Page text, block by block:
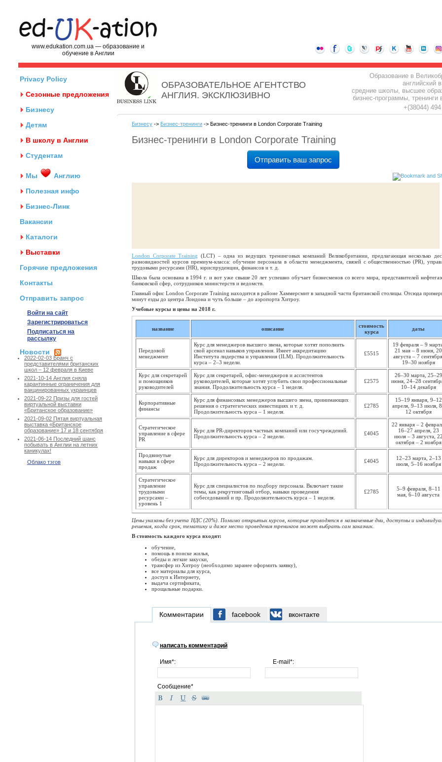
www.edukation.com.ua — образование и
обучение в Англии
Privacy Policy
Сезонные предложения
Бизнесу
Детям
В школу в Англии
Студентам
Мы
Англию
Полезная инфо
Бизнес-Линк
Вакансии
Каталоги
Выставки
Горячие предложения
Контакты
Отправить запрос
Войти на сайт
Зарегистрироваться
Подписаться на
рассылку
Новости
2022-02-03 Бранч с
представителями британских
школ – 12 февраля в Киеве
2021-10-14 Англия сняла
карантинные ограничения для
вакцинированных украинцев
2021-09-22 Призы для гостей
виртуальной выставки
«Британское образование»
2021-09-02 Пятая виртуальная
выставка «Британское
образование» 17 и 18 сентября
2021-06-14 Последний шанс
побывать в Англии на летних
каникулах!
Облако тэгов
ОБРАЗОВАТЕЛЬНОЕ АГЕНТСТВО
АНГЛИЯ. ЭКСКЛЮЗИВНО
Образование в
английский
средние школы, высшее
бизнес-программы, тренинги
+(38044)
Бизнесу -> Бизнес-тренинги -> Бизнес-тренинги в London Corporate Training
Бизнес-тренинги в London Corporate Training
Отправить ваш запрос
London Corporate Training (LCT) – одна из ведущих тренинговых компаний Великобритании, предлагающая несколько
разновидностей курсов премиум-класса: обучение персонала в области менеджмента, связей с общественностью (PR),
трудовыми ресурсами (HR), юриспруденции, финансов и т. д.
Школа была основана в 1994 г. и вот уже свыше 20 лет успешно обучает бизнесменов со всего мира, представителей
банковской сфер, сотрудников министерств и ведомств.
Главный офис London Corporate Training находится в районе Хаммерсмит в западной части британской столицы. Отсюда
минут езды до центра Лондона и чуть больше – до аэропорта Хитроу.
Учебные курсы и цены на 2018 г.
название описание
стоимость
курса
даты
Передовой
менеджмент
Курс для менеджеров высшего звена, которые хотят пополнить
свой арсенал навыков управления. Имеет аккредитацию
Института лидерства и управления (ILM). Продолжительность
курса – 2–3 недели.
£5515
19 февраля – 9 марта,
21 мая – 8 июня, 20
августа – 7 сентября,
19–30 ноября
Курс для секретарей
и помощников
руководителей
Курс для секретарей, офис-менеджеров и ассистентов
руководителей, которые хотят углубить свои профессиональные
знания. Продолжительность курса – 1 неделя.
£2575
26–30 марта, 25–29
июня, 24–28
10–14 декабря
Корпоративные
финансы
Курс для финансовых менеджеров высшего звена, принимающих
решения о стратегических инвестициях и т. д.
Продолжительность курса – 1 неделя.
£2785
15–19 января, 9–12
апреля, 9–13 июля,
12 октября
Стратегическое
управление в сфере
PR
Курс для PR-директоров частных компаний или госучреждений.
Продолжительность курса – 2 недели.
£4045
22 января – 2
16–27 апреля, 23
июля – 3 августа, 22
октября – 2 ноября
Продвинутые
навыки в сфере
продаж
Курс для директоров и менеджеров по продажам.
Продолжительность курса – 2 недели.
£4045
12–23 марта, 2–13
июля, 5–16 ноября
Стратегическое
управление
трудовыми
ресурсами –
уровень 1
Курс для специалистов по подбору персонала. Включает такие
темы, как рекрутинговый отбор, навыки проведения
собеседований и пр. Продолжительность курса – 1 неделя.
£2785
5–9 февраля, 8–11
мая, 6–10 августа
Цены указаны без учета НДС (20%). Помимо открытых курсов, которые проводятся в назначенные дни, доступны и
решения, когда срок, тематику и даже место проведения тренингов может выбрать сам заказчик.
В стоимость каждого курса входят:
обучение,
помощь в поиске жилья,
обеды и легкие закуски,
трансфер из Хитроу (необходимо заранее оформить заявку),
все материалы для курса,
доступ к Интернету,
выдача сертификата,
прощальные подарки.
Комментарии
написать комментарий
Имя*: E-mail*:
Сообщение*
facebook вконтакте